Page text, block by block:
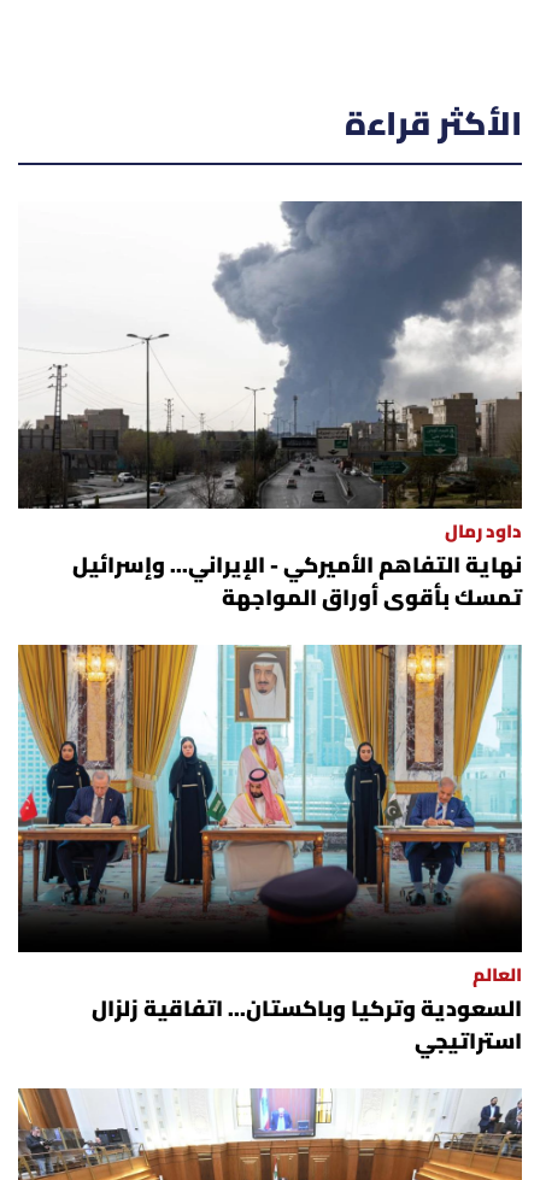
الأكثر قراءة
داود رمال
نهاية التفاهم الأميركي - الإيراني... وإسرائيل
تمسك بأقوى أوراق المواجهة
العالم
السعودية وتركيا وباكستان... اتفاقية زلزال
استراتيجي